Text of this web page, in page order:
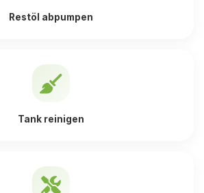
Restöl abpumpen
Tank reinigen